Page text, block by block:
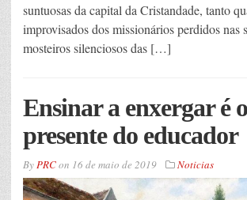
suntuosas da capital da Cristandade, tanto
improvisados dos missionários perdidos nas
mosteiros silenciosos das […]
Ensinar a enxergar é
presente do educador
By PRCon 16 de maio de 2019 Noticias